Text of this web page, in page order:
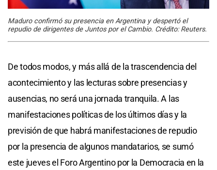
Maduro confirmó su presencia en Argentina y despertó el
repudio de dirigentes de Juntos por el Cambio. Crédito: Reuters.
De todos modos, y más allá de la trascendencia del
acontecimiento y las lecturas sobre presencias y
ausencias, no será una jornada tranquila. A las
manifestaciones políticas de los últimos días y la
previsión de que habrá manifestaciones de repudio
por la presencia de algunos mandatarios, se sumó
este jueves el Foro Argentino por la Democracia en la